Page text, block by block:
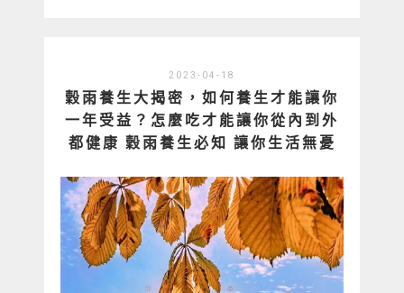
2023-04-18
穀雨養生大揭密，如何養生才能讓你
一年受益？怎麼吃才能讓你從內到外
都健康 穀雨養生必知 讓你生活無憂